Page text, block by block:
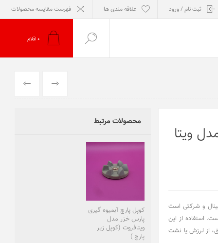
ثبت نام / ورود علاقه مندی ها فهرست مقایسه محصولات
0 اقلام
بعدی
ویتا
و شرکتی است
استفاده از این
از لرزش یا نشت
محصولات مرتبط
کوپل پارچ آبمیوه گیری
پارس خزر مدل
ویتافروت (کوپل زیر
پارچ )